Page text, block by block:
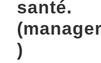
santé.
)